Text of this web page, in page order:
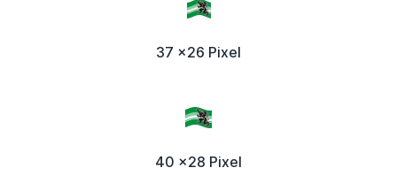
37 x26 Pixel
40 x28 Pixel